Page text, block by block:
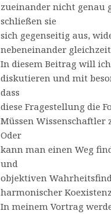
zueinander nicht genau
schließen sie
sich gegenseitig aus,
nebeneinander
In diesem Beitrag will
diskutieren und mit
dass
diese Fragestellung die
Müssen Wissenschaftler
Oder
kann man einen Weg
und
objektiven
harmonischer
In meinem Vortrag